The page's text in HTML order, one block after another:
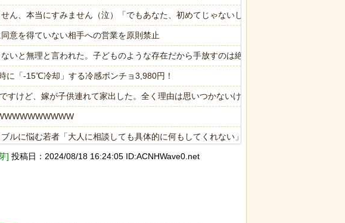
ん、本当にすみません（泣）「でもあなた、初めてじゃないしね、うちだけじゃどうし
意を得ていない相手への営業を原則禁止
いと無理と言われた。子どものような存在だから手放すのは絶対に考えられない・・・
に「-15℃冷却」する冷感ポンチョ3,980円！
すけど、嫁が子供連れて家出した。全く理由は思いつかないけど強いてあげるとすれば
ルに悩む若者「大人に相談しても具体的に何もしてくれない」EXIT兼近「搾取しようと
セルっと！」←こいつの目的って一体なんなの？？？？？？？
の特別な生き様に各国から称賛の声
] 投稿日：2024/08/18 16:24:05 ID:ACNHWave0.net